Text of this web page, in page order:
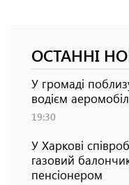
ОСТАННІ
У громаді
водієм
19:30
У Харкові
газовий
пенсіонером